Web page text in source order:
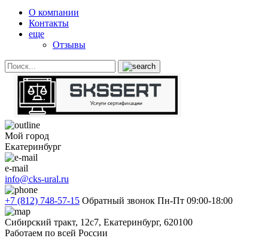
О компании
Контакты
еще
Отзывы
Мой город
Екатеринбург
e-mail
info@cks-ural.ru
+7 (812) 748-57-15 Обратный звонок Пн-Пт 09:00-18:00
Сибирский тракт, 12с7, Екатеринбург, 620100
Работаем по всей России